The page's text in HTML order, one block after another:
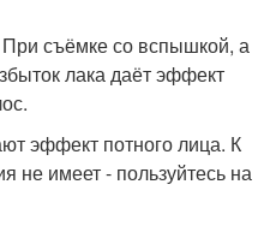
съёмке со вспышкой, а
лака даёт эффект
эффект потного лица. К
не имеет - пользуйтесь на